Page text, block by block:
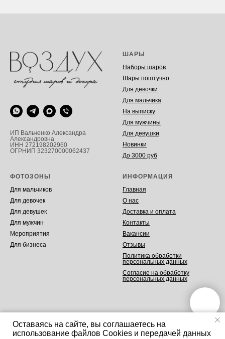
Оставаясь на сайте, вы соглашаетесь на
использование файлов Cookies и передачей данных
ИП Вальченко Александра
Александровна
ИНН 272198202960
ОГРНИП 323270000062437
ШАРЫ
Наборы шаров
Шары поштучно
Для девочки
Для мальчика
На выписку
Для мужчины
Для девушки
Новинки
До 3000 руб
ФОТОЗОНЫ
Для мальчиков
Для девочек
Для девушек
Для мужчин
Мероприятия
Для бизнеса
ИНФОРМАЦИЯ
Главная
О нас
Доставка и оплата
Контакты
Вакансии
Отзывы
Политика обработки
персональных данных
Согласие на обработку
персональных данных
Made on Tilda